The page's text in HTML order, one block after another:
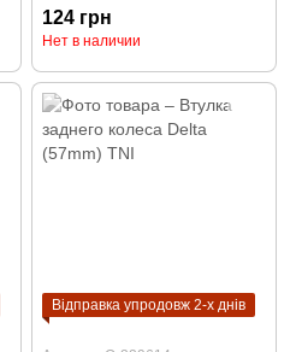
124 грн
Нет в наличии
Відправка упродовж 2-х днів